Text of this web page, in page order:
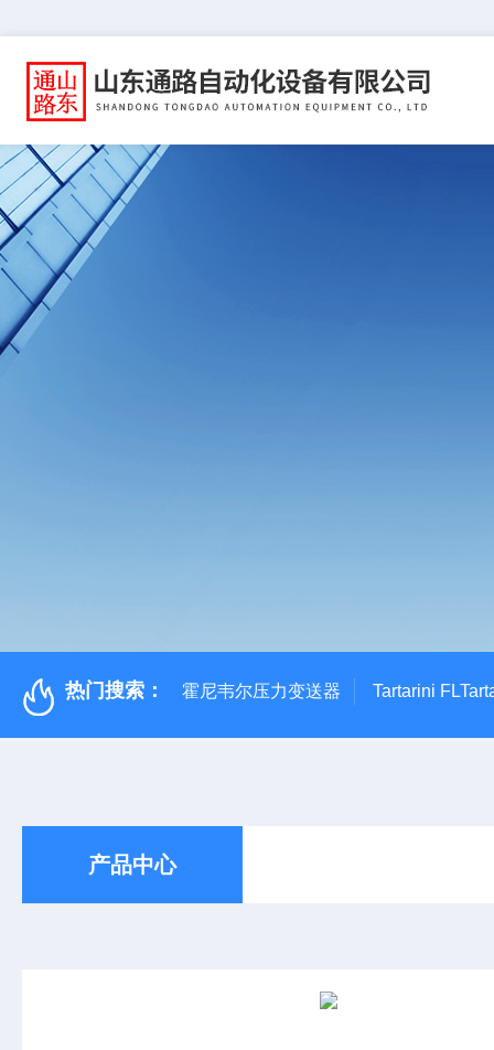
热门搜索： 霍尼韦尔压力变送器 Tartarini
产品中心